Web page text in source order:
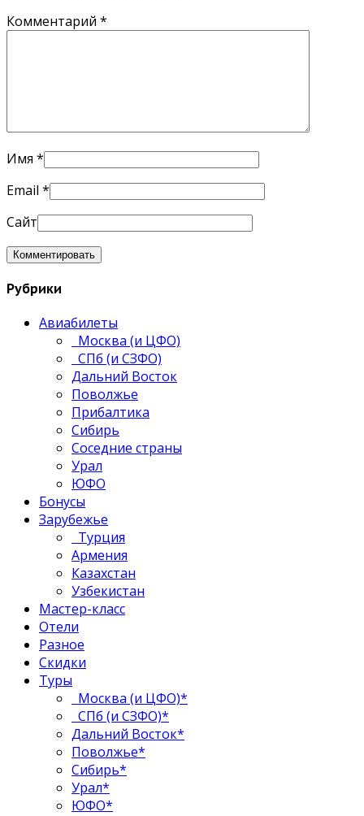
Комментарий *
Имя *
Email *
Сайт
Рубрики
Авиабилеты
Москва (и ЦФО)
СПб (и СЗФО)
Дальний Восток
Поволжье
Прибалтика
Сибирь
Соседние страны
Урал
ЮФО
Бонусы
Зарубежье
Турция
Армения
Казахстан
Узбекистан
Мастер-класс
Отели
Разное
Скидки
Туры
Москва (и ЦФО)*
СПб (и СЗФО)*
Дальний Восток*
Поволжье*
Сибирь*
Урал*
ЮФО*